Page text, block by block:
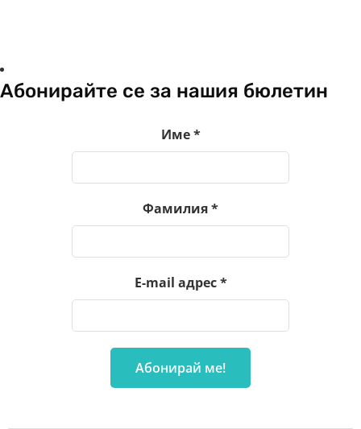
Абонирайте се за нашия бюлетин
Име*
Фамилия*
E-mail адрес*